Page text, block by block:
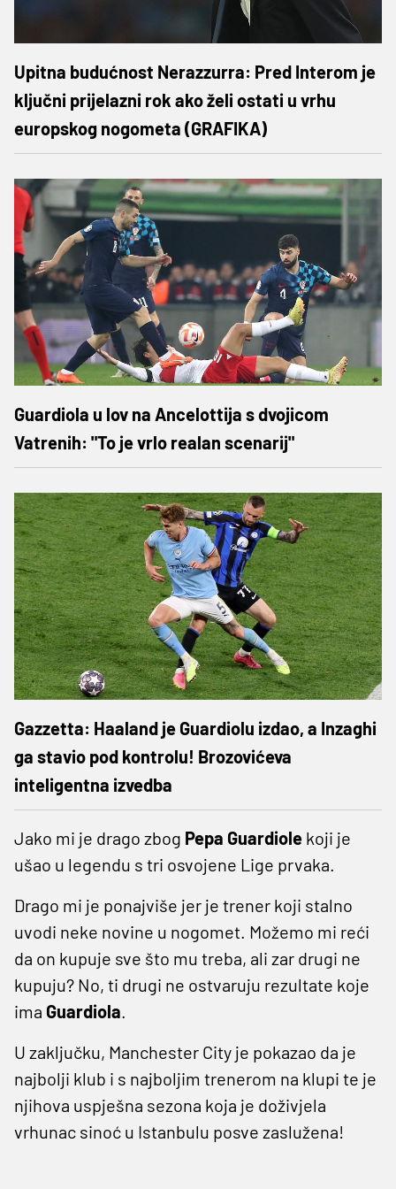
Upitna budućnost Nerazzurra: Pred Interom je
ključni prijelazni rok ako želi ostati u vrhu
europskog nogometa (GRAFIKA)
Guardiola u lov na Ancelottija s dvojicom
Vatrenih: "To je vrlo realan scenarij"
Gazzetta: Haaland je Guardiolu izdao, a Inzaghi
ga stavio pod kontrolu! Brozovićeva
inteligentna izvedba
Jako mi je drago zbog Pepa Guardiole koji je
ušao u legendu s tri osvojene Lige prvaka.
Drago mi je ponajviše jer je trener koji stalno
uvodi neke novine u nogomet. Možemo mi reći
da on kupuje sve što mu treba, ali zar drugi ne
kupuju? No, ti drugi ne ostvaruju rezultate koje
ima Guardiola.
U zaključku, Manchester City je pokazao da je
najbolji klub i s najboljim trenerom na klupi te je
njihova uspješna sezona koja je doživjela
vrhunac sinoć u Istanbulu posve zaslužena!